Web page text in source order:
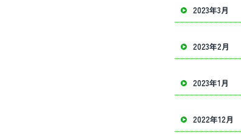
2023年3月
2023年2月
2023年1月
2022年12月